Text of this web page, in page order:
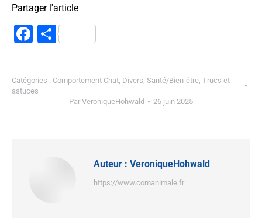
Partager l'article
Facebook
Partager
Catégories : Comportement Chat Divers Santé/Bien-être Trucs et
astuces
Par VeroniqueHohwald 26 juin 2025
Auteur : VeroniqueHohwald
https://www.comanimale.fr